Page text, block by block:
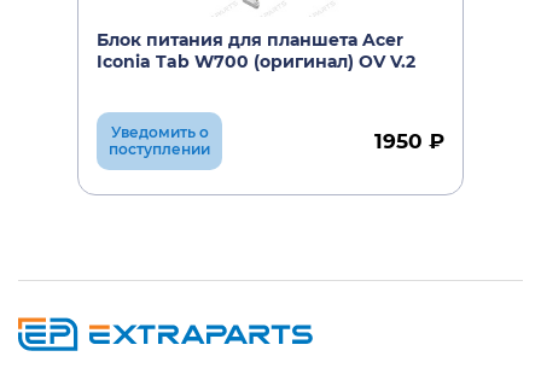
Блок питания для планшета Acer
Iconia Tab W700 (оригинал) OV V.2
Уведомить о
поступлении
1950 ₽